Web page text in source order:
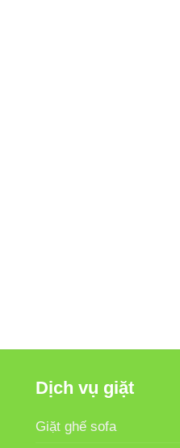
Dịch vụ giặt
Giặt ghế sofa